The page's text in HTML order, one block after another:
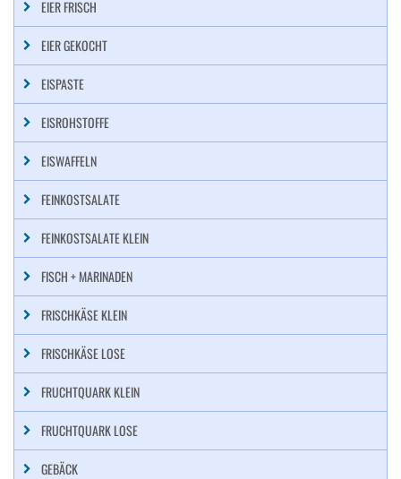
EIER FRISCH
EIER GEKOCHT
EISPASTE
EISROHSTOFFE
EISWAFFELN
FEINKOSTSALATE
FEINKOSTSALATE KLEIN
FISCH + MARINADEN
FRISCHKÄSE KLEIN
FRISCHKÄSE LOSE
FRUCHTQUARK KLEIN
FRUCHTQUARK LOSE
GEBÄCK